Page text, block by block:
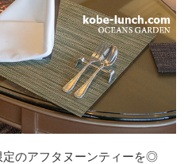
定のアフタヌーンティーを◎